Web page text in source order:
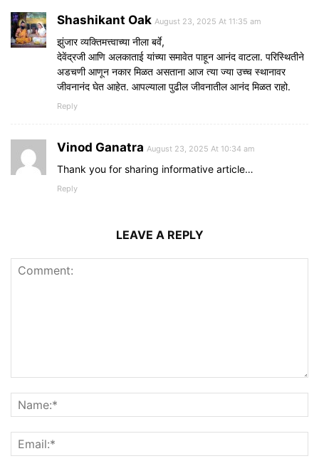
Shashikant Oak August 23, 2025 At 11:35 am
झुंजार व्यक्तिमत्त्वाच्या नीला बर्वे,
देवेंद्रजी आणि अलकाताई यांच्या समावेत पाहून आनंद वाटला. परिस्थितीने
अडचणी आणून नकार मिळत असताना आज त्या ज्या उच्च स्थानावर
जीवनानंद घेत आहेत. आपल्याला पुढील जीवनातील आनंद मिळत राहो.
Reply
Vinod Ganatra August 23, 2025 At 10:34 am
Thank you for sharing informative article…
Reply
LEAVE A REPLY